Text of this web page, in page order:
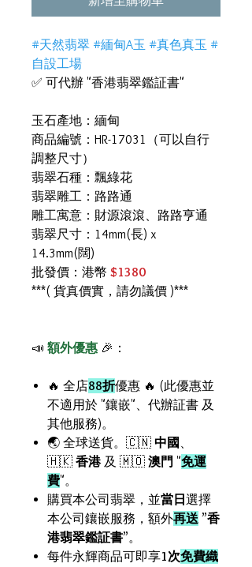
#天然翡翠 #緬甸A玉 #真色真玉 #
自設工場
✅ 可代辦 "香港翡翠鑑証書"
玉石產地：緬甸
商品編號：HR-17031（可以自行
調整尺寸）
翡翠石種：飄綠花
翡翠雕工：路路通
雕工寓意：財源滾滾、路路亨通
翡翠尺寸：14mm(長) x
14.3mm(闊)
批發價：港幣 $1380
***( 貨真價實，請勿議價 )***
📣 額外優惠 🎉：
🔥 全店88折優惠 🔥 (此優惠並
不適用於 "鑲嵌"、代辦証書 及
其他服務)。
🌏 全球送貨。🇨🇳 中國 、
🇭🇰 香港及 🇲🇴 澳門 "免運
費"。
購買本公司翡翠，並當日 選擇
本公司鑲嵌服務，額外再送 ”香
港翡翠鑑証書”。
每件永輝商品可即享1次免費織